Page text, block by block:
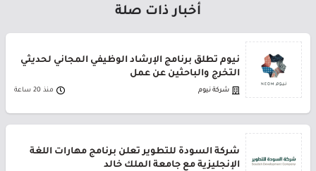
أخبار ذات صلة
نيوم تطلق برنامج الإرشاد الوظيفي المجاني لحديثي
التخرج والباحثين عن عمل
شركة نيوم منذ 20 ساعة
شركة السودة للتطوير تعلن برنامج مهارات اللغة
الإنجليزية مع جامعة الملك خالد